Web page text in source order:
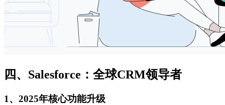
四、Salesforce：全球CRM领导者
1、2025年核心功能升级